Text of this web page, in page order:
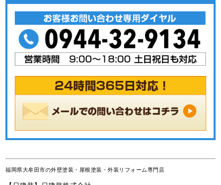
福岡県大牟田市の外壁塗装・屋根塗装・外装リフォーム専門店